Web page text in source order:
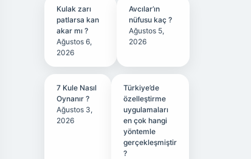
Kulak zarı
patlarsa kan
akar mı ?
Ağustos 6,
2026
Avcılar’ın
nüfusu kaç ?
Ağustos 5,
2026
7 Kule Nasıl
Oynanır ?
Ağustos 3,
2026
Türkiye’de
özelleştirme
uygulamaları
en çok hangi
yöntemle
gerçekleşmiştir
?